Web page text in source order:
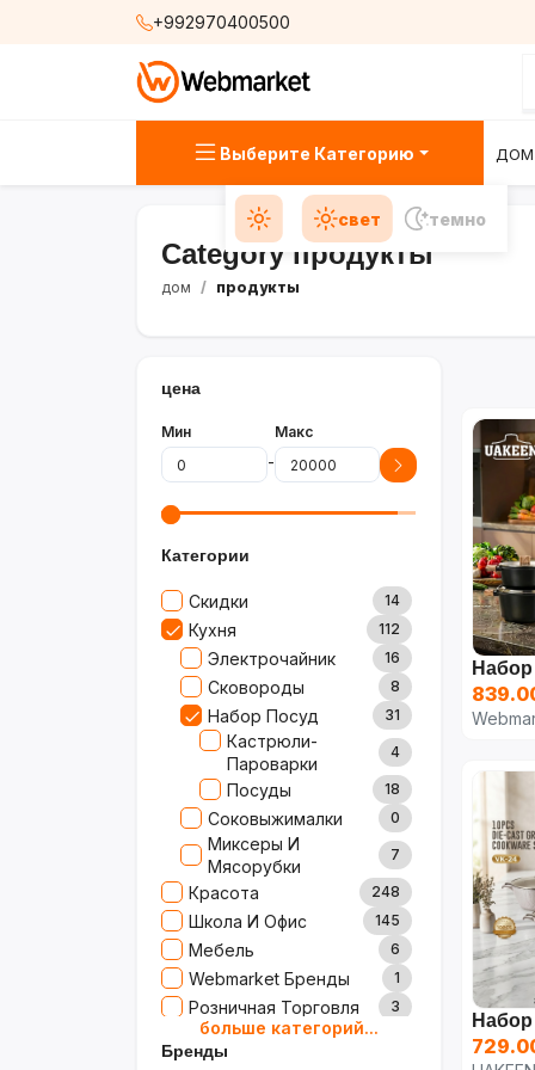
+992970400500
Выберите Категорию ДОМ
свет темно
Category продукты
дом продукты
цена
Мин
-
Макс
Категории
Скидки 14
Кухня 112
Электрочайник 16
Сковороды 8
Набор Посуд 31
Кастрюли-
Пароварки
4
Посуды 18
Соковыжималки 0
Миксеры И
Мясорубки
7
Красота 248
Школа И Офис 145
Мебель 6
Webmarket Бренды 1
Розничная Торговля 3
Подарочная Коробка
Зоомагазин
больше категорий...
Бренды